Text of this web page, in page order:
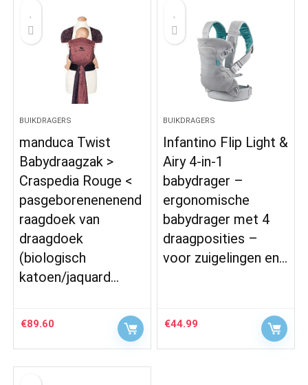
BUIKDRAGERS
manduca Twist
Babydraagzak >
Craspedia Rouge <
pasgeborenenenend
raagdoek van
draagdoek
(biologisch
katoen/jaquard…
€89.60
BUIKDRAGERS
Infantino Flip Light &
Airy 4-in-1
babydrager –
ergonomische
babydrager met 4
draagposities –
voor zuigelingen en…
€44.99